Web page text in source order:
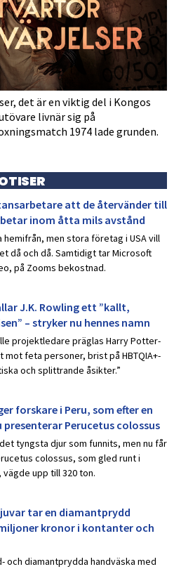
det är en viktig del i Kongos
livnär sig på
1974 lade grunden.
att de återvänder till
inom åtta mils avstånd
men stora företag i USA vill
då och då. Samtidigt tar Microsoft
på Zooms bekostnad.
J.K. Rowling ett ”kallt,
– stryker nu hennes namn
projektledare präglas Harry Potter-
feta personer, brist på HBTQIA+-
och splittrande åsikter.”
forskare i Peru, som efter en
Perucetus colossus
tyngsta djur som funnits, men nu får
colossus, som gled runt i
upp till 320 ton.
tar en diamantprydd
kronor i kontanter och
och diamantprydda handväska med